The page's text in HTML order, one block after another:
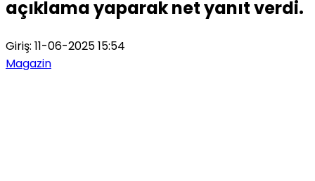
açıklama yaparak net yanıt verdi.
Giriş: 11-06-2025 15:54
Magazin